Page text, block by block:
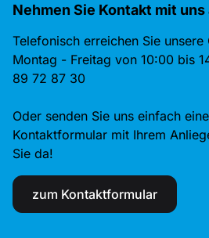
Nehmen Sie Kontakt mit uns
Telefonisch erreichen Sie unsere
Montag - Freitag von 10:00 bis
89 72 87 30
Oder senden Sie uns einfach
Kontaktformular mit Ihrem
Sie da!
zum Kontaktformular